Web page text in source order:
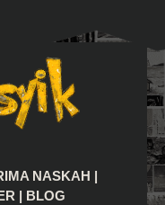
NASKAH
BLOG